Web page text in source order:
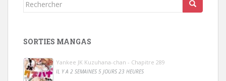
SORTIES MANGAS
Yankee JK Kuzuhana-chan - Chapitre 289
IL Y A 2 SEMAINES 5 JOURS 23 HEURES